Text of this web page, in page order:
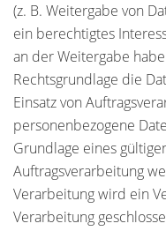
(z. B. Weitergabe von
ein berechtigtes
an der Weitergabe
Rechtsgrundlage die
Einsatz von
personenbezogene
Grundlage eines
Auftragsverarbeitung
Verarbeitung wird ein
Verarbeitung